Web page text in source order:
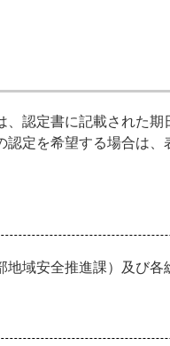
認定書に記載された期
定を希望する場合は
域安全推進課）及び各